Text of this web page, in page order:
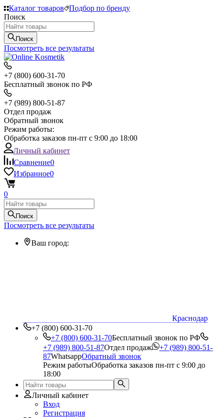
Каталог товаров
Подбор по бренду
Поиск
Поиск
Посмотреть все результаты
+7 (800) 600-31-70
Бесплатный звонок по РФ
+7 (989) 800-51-87
Отдел продаж
Обратный звонок
Режим работы:
Обработка заказов пн-пт с 9:00 до 18:00
Личный кабинет
Сравнение0
Избранное0
0
Поиск
Посмотреть все результаты
Ваш город:
Краснодар
+7 (800) 600-31-70
+7 (800) 600-31-70Бесплатный звонок по РФ
+7 (989) 800-51-87Отдел продаж
+7 (989) 800-51-
87WhatsappОбратный звонок
Режим работыОбработка заказов пн-пт с 9:00 до
18:00
Личный кабинет
Вход
Регистрация